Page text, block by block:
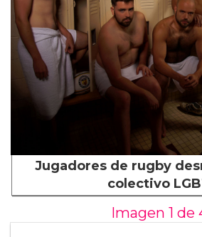
Jugadores de rugby
colectivo
Imagen 1 de